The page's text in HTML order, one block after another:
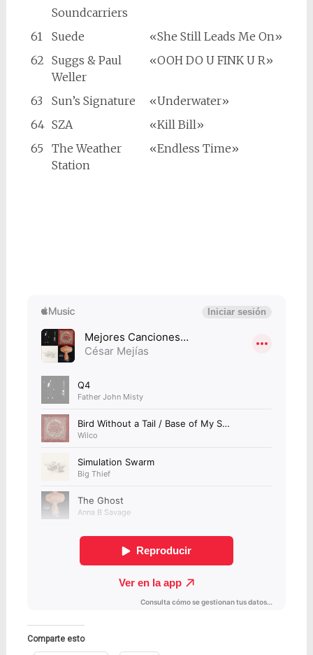
Soundcarriers
61 Suede
«She Still Leads Me On»
62 Suggs & Paul
Weller
«OOH DO U FINK U R»
63 Sun’s Signature
«Underwater»
64 SZA
«Kill Bill»
65
The Weather
Station
«Endless Time»
Comparte esto